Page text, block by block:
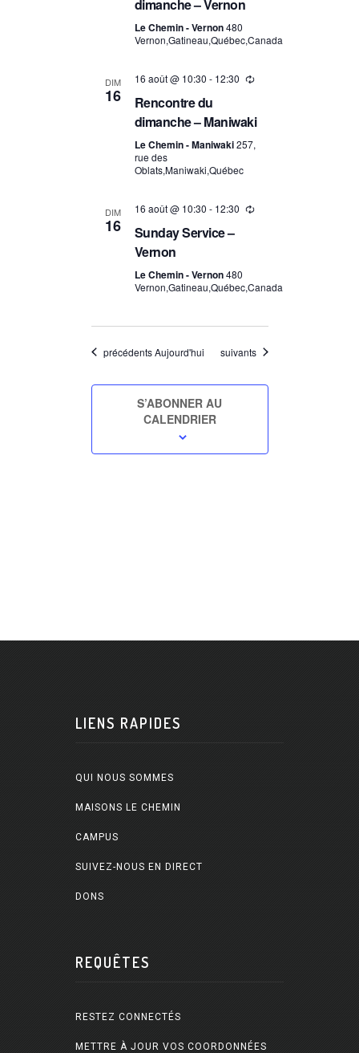
dimanche – Vernon
Le Chemin - Vernon480
Vernon,Gatineau,Québec,Canada
DIM
16
16 août @ 10:30 - 12:30
Rencontre du
dimanche – Maniwaki
Le Chemin - Maniwaki257,
rue des
Oblats,Maniwaki,Québec
DIM
16
16 août @ 10:30 - 12:30
Sunday Service –
Vernon
Le Chemin - Vernon480
Vernon,Gatineau,Québec,Canada
Événements
précédents Aujourd'hui Événements
suivants
S’ABONNER AU
CALENDRIER
LIENS RAPIDES
QUI NOUS SOMMES
MAISONS LE CHEMIN
CAMPUS
SUIVEZ-NOUS EN DIRECT
DONS
REQUÊTES
RESTEZ CONNECTÉS
METTRE À JOUR VOS COORDONNÉES